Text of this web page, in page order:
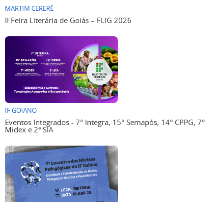
MARTIM CERERÊ
II Feira Literária de Goiás – FLIG 2026
IF GOIANO
Eventos Integrados - 7° Integra, 15° Semapós, 14° CPPG, 7°
Midex e 2ª SIA